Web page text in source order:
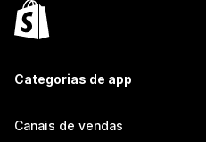
Categorias de app
Canais de vendas